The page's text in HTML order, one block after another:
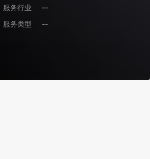
服务行业
--
服务类型
--